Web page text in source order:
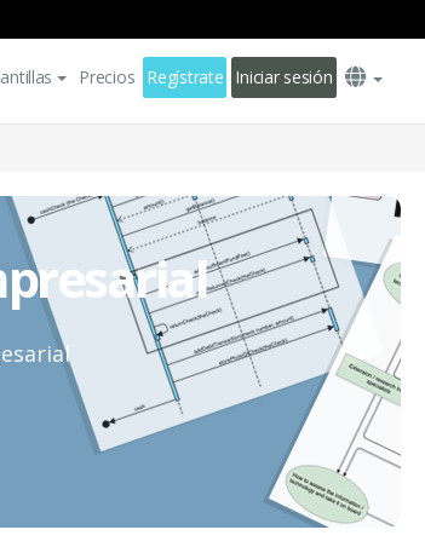
Precios Regístrate Iniciar sesión